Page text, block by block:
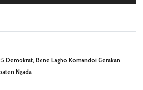
Demokrat, Bene Lagho Komandoi Gerakan
Ngada